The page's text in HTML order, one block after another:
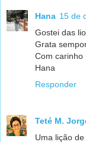
Hana 15 de
Gostei das
Grata
Com carinho
Hana
Responder
Teté M.
Uma lição